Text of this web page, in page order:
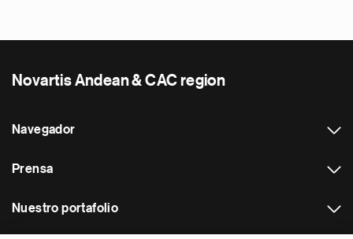
Novartis Andean & CAC region
Navegador
Prensa
Nuestro portafolio